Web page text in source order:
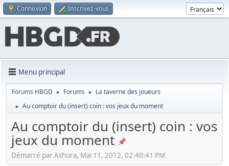
Connexion Inscrivez-vous
Menu principal
Forums HBGD ► Forums ► La taverne des joueurs
► Au comptoir du (insert) coin : vos jeux du moment
Au comptoir du (insert) coin : vos
jeux du moment
Démarré par Ashura, Mai 11, 2012, 02:40:41 PM